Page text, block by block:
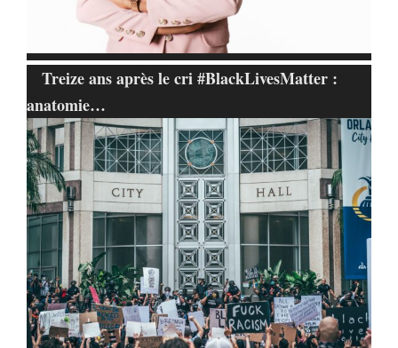
Treize ans après le cri #BlackLivesMatter :
anatomie…